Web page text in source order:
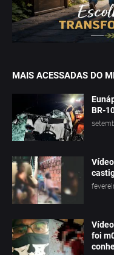
MAIS ACESSADAS DO
BR-
foi